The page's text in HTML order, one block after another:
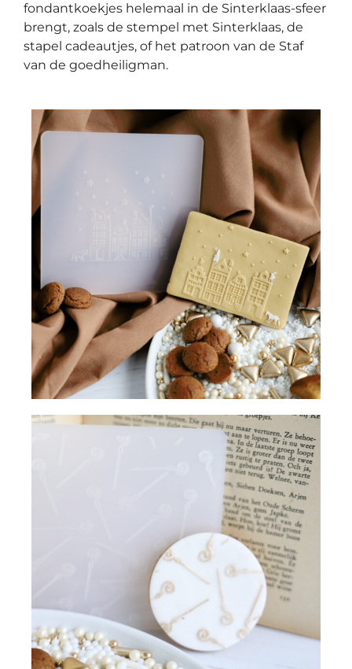
fondantkoekjes helemaal in de Sinterklaas-sfeer
brengt, zoals de stempel met Sinterklaas, de
stapel cadeautjes, of het patroon van de Staf
van de goedheiligman.